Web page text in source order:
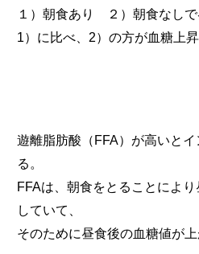
１）朝食あり ２）朝食なしで
1）に比べ、2）の方が血糖上
遊離脂肪酸（FFA）が高いと
る。
FFAは、朝食をとることによ
していて、
そのために昼食後の血糖値が上